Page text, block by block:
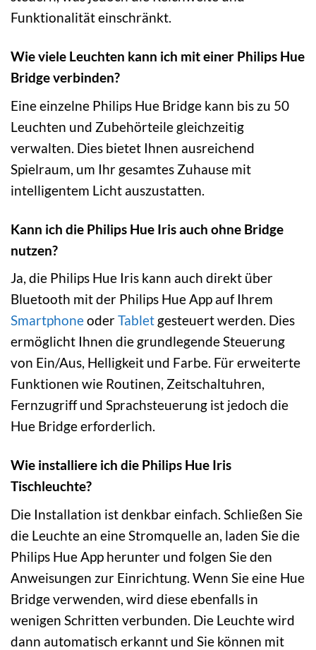
Funktionalität einschränkt.
Wie viele Leuchten kann ich mit einer Philips Hue
Bridge verbinden?
Eine einzelne Philips Hue Bridge kann bis zu 50
Leuchten und Zubehörteile gleichzeitig
verwalten. Dies bietet Ihnen ausreichend
Spielraum, um Ihr gesamtes Zuhause mit
intelligentem Licht auszustatten.
Kann ich die Philips Hue Iris auch ohne Bridge
nutzen?
Ja, die Philips Hue Iris kann auch direkt über
Bluetooth mit der Philips Hue App auf Ihrem
SmartphoneoderTablet gesteuert werden. Dies
ermöglicht Ihnen die grundlegende Steuerung
von Ein/Aus, Helligkeit und Farbe. Für erweiterte
Funktionen wie Routinen, Zeitschaltuhren,
Fernzugriff und Sprachsteuerung ist jedoch die
Hue Bridge erforderlich.
Wie installiere ich die Philips Hue Iris
Tischleuchte?
Die Installation ist denkbar einfach. Schließen Sie
die Leuchte an eine Stromquelle an, laden Sie die
Philips Hue App herunter und folgen Sie den
Anweisungen zur Einrichtung. Wenn Sie eine Hue
Bridge verwenden, wird diese ebenfalls in
wenigen Schritten verbunden. Die Leuchte wird
dann automatisch erkannt und Sie können mit